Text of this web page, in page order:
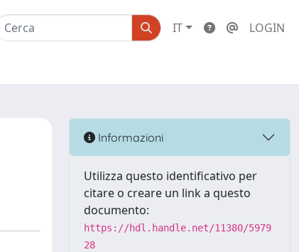
IT LOGIN
Informazioni
Utilizza questo identificativo per
citare o creare un link a questo
documento:
https://hdl.handle.net/11380/5979
28